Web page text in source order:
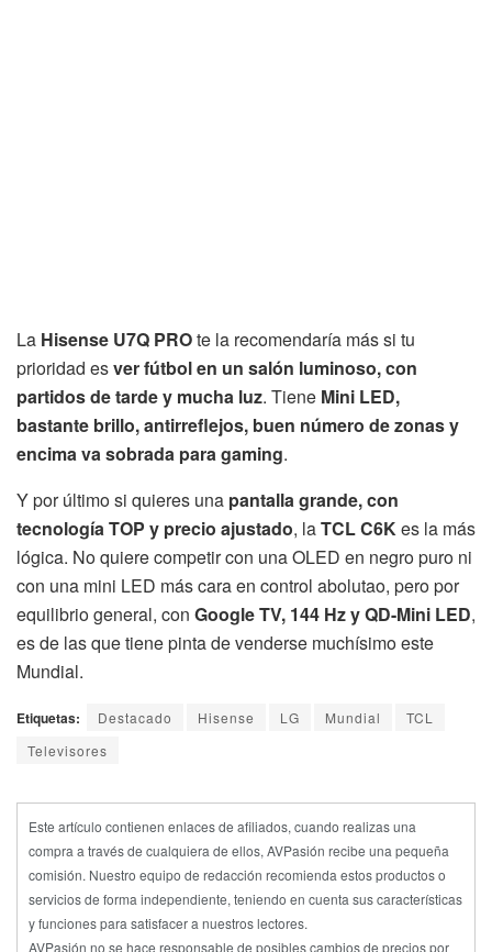
La Hisense U7Q PROte la recomendaría más si tu
prioridad esver fútbol en un salón luminoso, con
partidos de tarde y mucha luz. Tiene Mini LED,
bastante brillo, antirreflejos, buen número de zonas y
encima va sobrada para gaming.
Y por último si quieres una pantalla grande, con
tecnología TOP y precio ajustado, laTCL C6Kes la más
lógica. No quiere competir con una OLED en negro puro ni
con una mini LED más cara en control abolutao, pero por
equilibrio general, con Google TV, 144 Hz y QD-Mini LED,
es de las que tiene pinta de venderse muchísimo este
Mundial.
Etiquetas: Destacado Hisense LG Mundial
TCL
Televisores
Este artículo contienen enlaces de afiliados, cuando realizas una
compra a través de cualquiera de ellos, AVPasión recibe una pequeña
comisión. Nuestro equipo de redacción recomienda estos productos o
servicios de forma independiente, teniendo en cuenta sus características
y funciones para satisfacer a nuestros lectores.
AVPasión no se hace responsable de posibles cambios de precios por